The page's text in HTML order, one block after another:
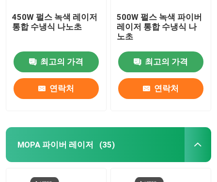
450W 펄스 녹색 레이저
통합 수냉식 나노초
최고의 가격
연락처
500W 펄스 녹색 파이버
레이저 통합 수냉식 나
노초
최고의 가격
연락처
MOPA 파이버 레이저 (35)